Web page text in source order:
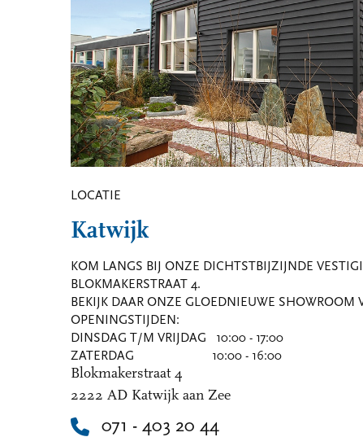
LOCATIE
Katwijk
KOM LANGS BIJ ONZE DICHTSTBIJZIJNDE
BLOKMAKERSTRAAT 4.
BEKIJK DAAR ONZE GLOEDNIEUWE SHOWROOM
OPENINGSTIJDEN:
DINSDAG T/M VRIJDAG 10:00 - 17:00
ZATERDAG 10:00 - 16:00
Blokmakerstraat 4
2222 AD Katwijk aan Zee
071 - 403 20 44